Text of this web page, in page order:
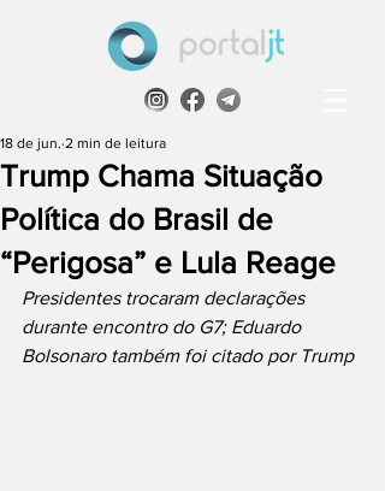
Trump Chama Situação
Política do Brasil de
“Perigosa” e Lula Reage
18 de jun. 2 min de leitura
Presidentes trocaram declarações
durante encontro do G7; Eduardo
Bolsonaro também foi citado por Trump